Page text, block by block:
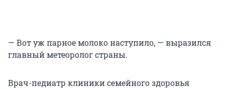
— Вот уж парное молоко наступило, — выразился
главный метеоролог страны.
Врач-педиатр клиники семейного здоровья